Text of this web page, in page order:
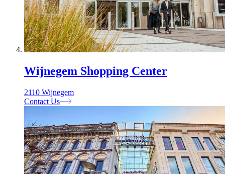
Wijnegem Shopping Center
2110 Wijnegem
Contact Us